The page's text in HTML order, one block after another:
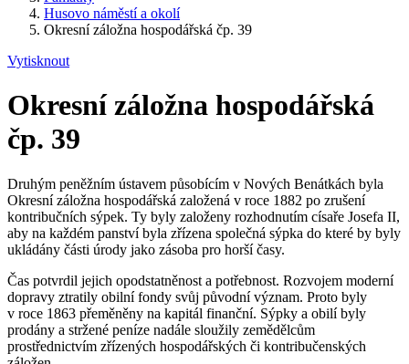
Husovo náměstí a okolí
Okresní záložna hospodářská čp. 39
Vytisknout
Okresní záložna hospodářská
čp. 39
Druhým peněžním ústavem působícím v Nových Benátkách byla
Okresní záložna hospodářská založená v roce 1882 po zrušení
kontribučních sýpek. Ty byly založeny rozhodnutím císaře Josefa II,
aby na každém panství byla zřízena společná sýpka do které by byly
ukládány části úrody jako zásoba pro horší časy.
Čas potvrdil jejich opodstatněnost a potřebnost. Rozvojem moderní
dopravy ztratily obilní fondy svůj původní význam. Proto byly
v roce 1863 přeměněny na kapitál finanční. Sýpky a obilí byly
prodány a stržené peníze nadále sloužily zemědělcům
prostřednictvím zřízených hospodářských či kontribučenských